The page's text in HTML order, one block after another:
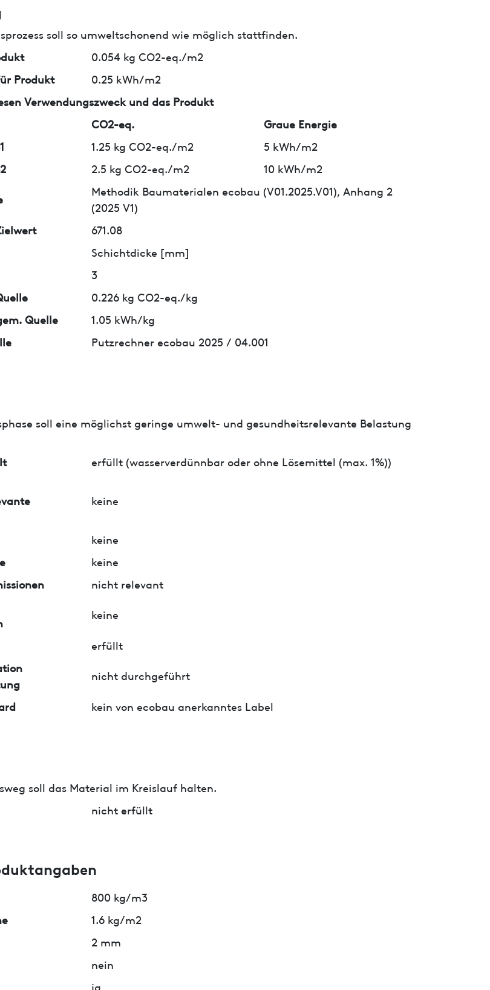
soll so umweltschonend wie möglich stattfinden.
0.054 kg CO2-eq./m2
Produkt
0.25 kWh/m2
Verwendungszweck und das Produkt
CO2-eq.
Graue Energie
1.25 kg CO2-eq./m2
5 kWh/m2
2.5 kg CO2-eq./m2 10 kWh/m2
Methodik Baumaterialen ecobau (V01.2025.V01), Anhang 2
(2025 V1)
671.08
Schichtdicke [mm]
3
0.226 kg CO2-eq./kg
Quelle
1.05 kWh/kg
Putzrechner ecobau 2025 / 04.001
soll eine möglichst geringe umwelt- und gesundheitsrelevante Belastung
erfüllt (wasserverdünnbar oder ohne Lösemittel (max. 1%))
keine
keine
keine
nicht relevant
keine
erfüllt
nicht durchgeführt
kein von ecobau anerkanntes Label
soll das Material im Kreislauf halten.
nicht erfüllt
800 kg/m3
1.6 kg/m2
2 mm
nein
ja